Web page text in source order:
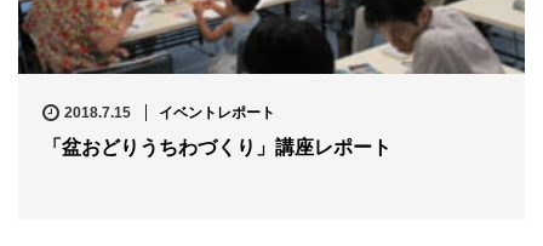
2018.7.15 イベントレポート
「盆おどりうちわづくり」講座レポート